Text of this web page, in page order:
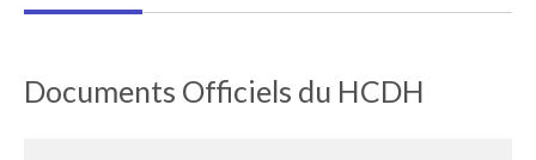
Documents Officiels du HCDH